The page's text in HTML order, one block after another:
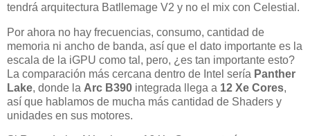
tendrá arquitectura Batllemage V2 y no el mix con Celestial.
Por ahora no hay frecuencias, consumo, cantidad de
memoria ni ancho de banda, así que el dato importante es la
escala de la iGPU como tal, pero, ¿es tan importante esto?
La comparación más cercana dentro de Intel sería Panther
Lake, donde la Arc B390 integrada llega a 12 Xe Cores,
así que hablamos de mucha más cantidad de Shaders y
unidades en sus motores.